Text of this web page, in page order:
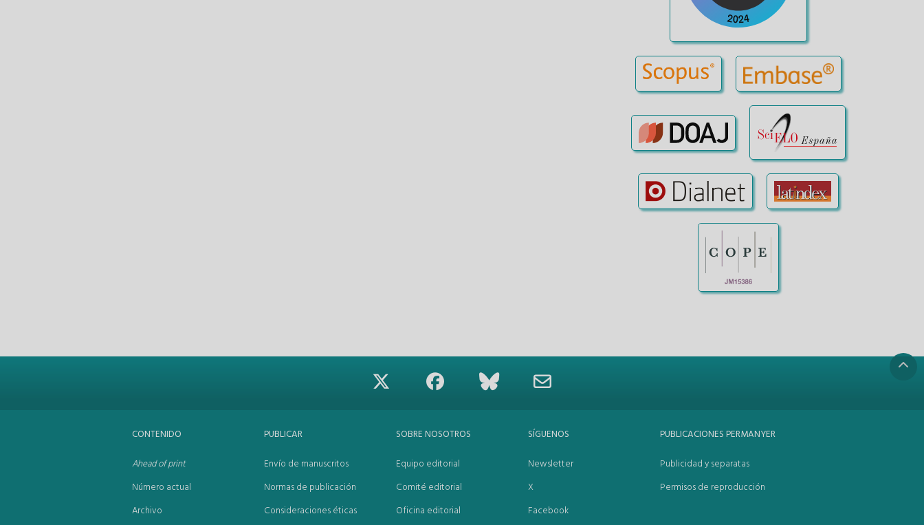
CONTENIDO
Ahead of print
Número actual
Archivo
PUBLICAR
Envío de manuscritos
Normas de publicación
Consideraciones éticas
SOBRE NOSOTROS
Equipo editorial
Comité editorial
Oficina editorial
SÍGUENOS
Newsletter
X
Facebook
PUBLICACIONES PERMANYER
Publicidad y separatas
Permisos de reproducción